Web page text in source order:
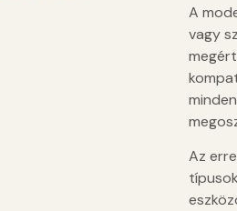
A
vagy
Az